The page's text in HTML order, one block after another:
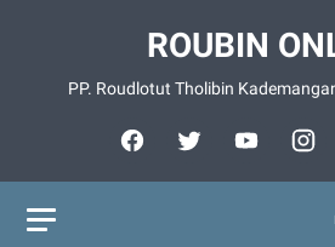
ROUBIN
PP. Roudlotut Tholibin